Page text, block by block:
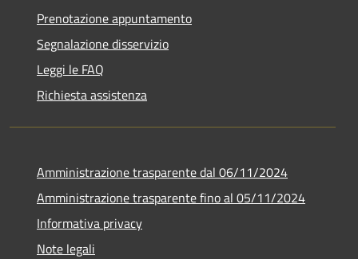
Prenotazione appuntamento
Segnalazione disservizio
Leggi le FAQ
Richiesta assistenza
Amministrazione trasparente dal 06/11/2024
Amministrazione trasparente fino al 05/11/2024
Informativa privacy
Note legali